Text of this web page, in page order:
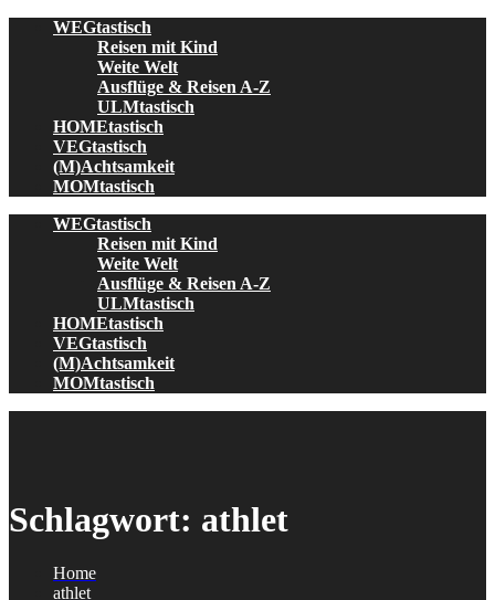
WEGtastisch
Reisen mit Kind
Weite Welt
Ausflüge & Reisen A-Z
ULMtastisch
HOMEtastisch
VEGtastisch
(M)Achtsamkeit
MOMtastisch
WEGtastisch
Reisen mit Kind
Weite Welt
Ausflüge & Reisen A-Z
ULMtastisch
HOMEtastisch
VEGtastisch
(M)Achtsamkeit
MOMtastisch
Schlagwort: athlet
Home
athlet